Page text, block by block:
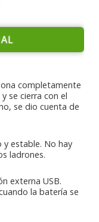
completamente
se cierra con el
se dio cuenta de
estable. No hay
ladrones.
externa USB.
la batería se